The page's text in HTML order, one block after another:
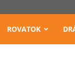
ROVATOK